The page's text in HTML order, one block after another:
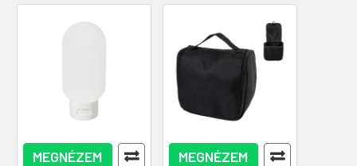
MEGNÉZEM
MEGNÉZEM